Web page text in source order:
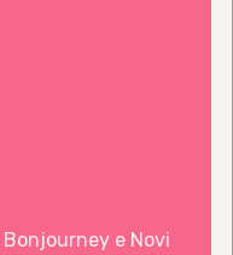
Bonjourney e Novi